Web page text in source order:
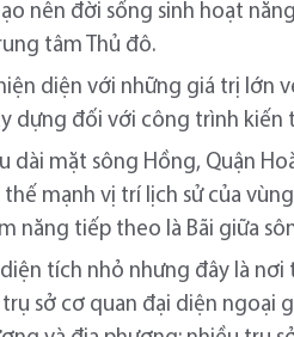
nên đời sống sinh hoạt
tâm Thủ đô.
diện với những giá trị lớn
dựng đối với công trình kiến
dài mặt sông Hồng, Quận
mạnh vị trí lịch sử của
năng tiếp theo là Bãi giữa
diện tích nhỏ nhưng đây là
sở cơ quan đại diện ngoại